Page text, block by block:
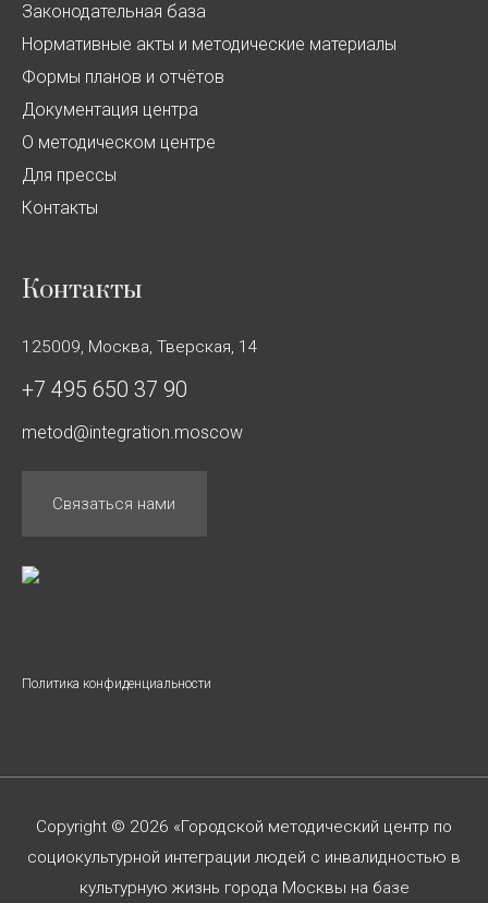
Законодательная база
Нормативные акты и методические материалы
Формы планов и отчётов
Документация центра
О методическом центре
Для прессы
Контакты
Контакты
125009, Москва, Тверская, 14
+7 495 650 37 90
metod@integration.moscow
Связаться нами
Политика конфиденциальности
Copyright © 2026 «Городской методический центр по
социокультурной интеграции людей с инвалидностью в
культурную жизнь города Москвы на базе